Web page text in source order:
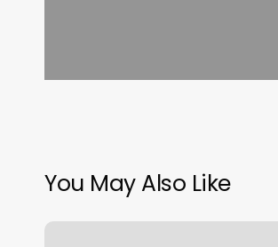
You May Also Like
Belén